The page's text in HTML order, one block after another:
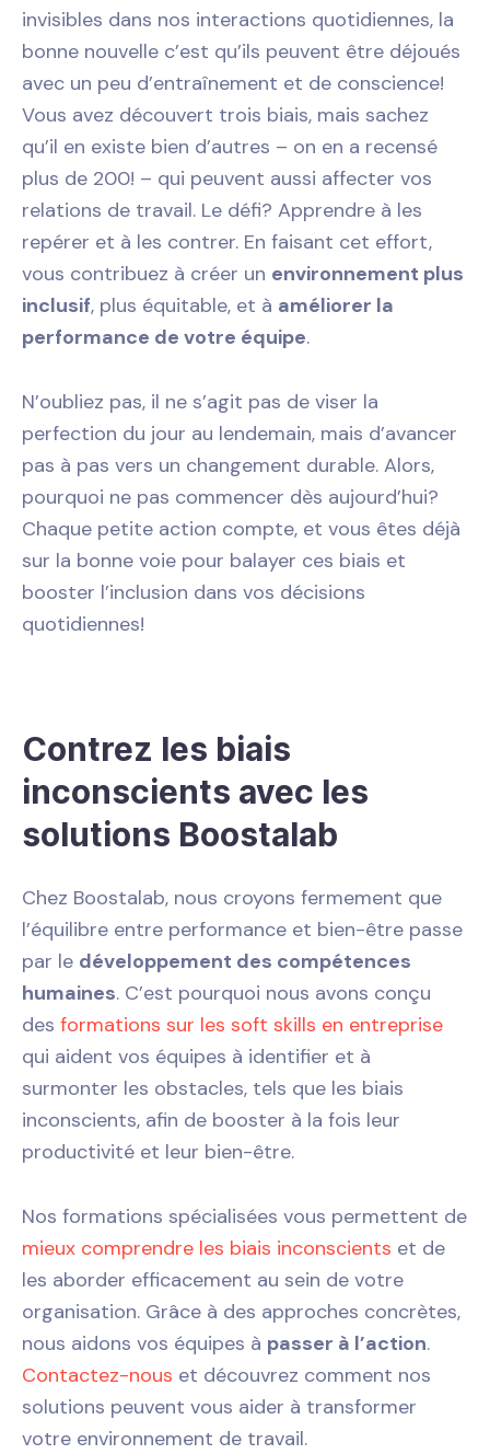
invisibles dans nos interactions quotidiennes, la
bonne nouvelle c’est qu’ils peuvent être déjoués
avec un peu d’entraînement et de conscience!
Vous avez découvert trois biais, mais sachez
qu’il en existe bien d’autres – on en a recensé
plus de 200! – qui peuvent aussi affecter vos
relations de travail. Le défi? Apprendre à les
repérer et à les contrer. En faisant cet effort,
vous contribuez à créer un environnement plus
inclusif, plus équitable, et à améliorer la
performance de votre équipe.
N’oubliez pas, il ne s’agit pas de viser la
perfection du jour au lendemain, mais d’avancer
pas à pas vers un changement durable. Alors,
pourquoi ne pas commencer dès aujourd’hui?
Chaque petite action compte, et vous êtes déjà
sur la bonne voie pour balayer ces biais et
booster l’inclusion dans vos décisions
quotidiennes!
Contrez les biais
inconscients avec les
solutions Boostalab
Chez Boostalab, nous croyons fermement que
l’équilibre entre performance et bien-être passe
par le développement des compétences
humaines. C’est pourquoi nous avons conçu
des formations sur les soft skills en entreprise
qui aident vos équipes à identifier et à
surmonter les obstacles, tels que les biais
inconscients, afin de booster à la fois leur
productivité et leur bien-être.
Nos formations spécialisées vous permettent de
mieux comprendre les biais inconscients et de
les aborder efficacement au sein de votre
organisation. Grâce à des approches concrètes,
nous aidons vos équipes à passer à l’action.
Contactez-nous et découvrez comment nos
solutions peuvent vous aider à transformer
votre environnement de travail.